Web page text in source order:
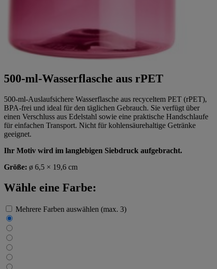
500-ml-Wasserflasche aus rPET
500-ml-Auslaufsichere Wasserflasche aus recyceltem PET (rPET),
BPA-frei und ideal für den täglichen Gebrauch. Sie verfügt über
einen Verschluss aus Edelstahl sowie eine praktische Handschlaufe
für einfachen Transport. Nicht für kohlensäurehaltige Getränke
geeignet.
Ihr Motiv wird im langlebigen Siebdruck aufgebracht.
Größe: ø 6,5 × 19,6 cm
Wähle eine Farbe:
Mehrere Farben auswählen (max. 3)